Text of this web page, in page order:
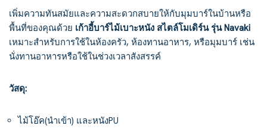
เพิ่มความทันสมัยและความสะดวกสบายให้กับมุมบาร์ในบ้านหรือ
พื้นที่ของคุณด้วย เก้าอี้บาร์ไม้เบาะหนัง สไตล์โมเดิร์น รุ่น Navaki
เหมาะสำหรับการใช้ในห้องครัว, ห้องทานอาหาร, หรือมุมบาร์ เช่น
นั่งทานอาหารหรือใช้ในช่วงเวลาสังสรรค์
วัสดุ:
ไม้โอ๊ค(นำเข้า) และหนังPU